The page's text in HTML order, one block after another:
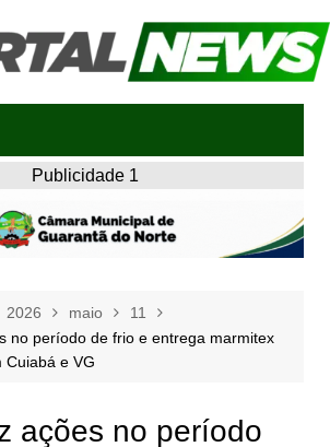
Publicidade 1
2026 maio
11
no período de frio e entrega marmitex
Cuiabá e VG
ações no período